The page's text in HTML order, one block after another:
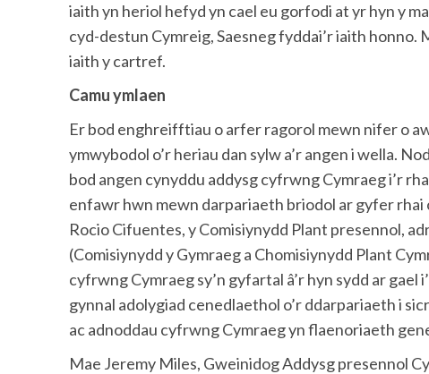
iaith yn heriol hefyd yn cael eu gorfodi at yr hyn y
cyd-destun Cymreig, Saesneg fyddai’r iaith
iaith y cartref.
Camu ymlaen
Er bod enghreifftiau o arfer ragorol mewn nifer o
ymwybodol o’r heriau dan sylw a’r angen i wella.
bod angen cynyddu addysg cyfrwng Cymraeg i’r
enfawr hwn mewn darpariaeth briodol ar gyfer rhai
Rocio Cifuentes, y Comisiynydd Plant presennol,
(Comisiynydd y Gymraeg a Chomisiynydd Plant
cyfrwng Cymraeg sy’n gyfartal â’r hyn sydd ar
gynnal adolygiad cenedlaethol o’r ddarpariaeth i
ac adnoddau cyfrwng Cymraeg yn flaenoriaeth
Mae Jeremy Miles, Gweinidog Addysg presennol